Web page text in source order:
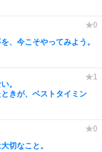
、今こそやってみよう。
。
きが、ベストタイミン
切なこと。